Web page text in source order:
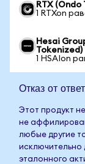
RTX
1 RTXon
Hesai
Tokenized)
1 HSAIon
Отказ от
Этот продукт
не
любые другие
исключительно
эталонного